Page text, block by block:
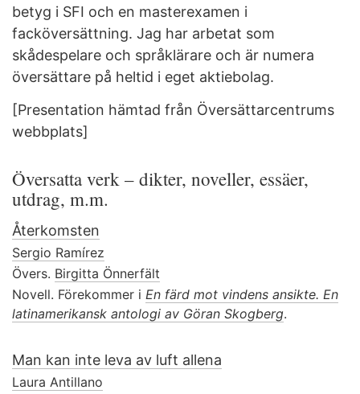
betyg i SFI och en masterexamen i
facköversättning. Jag har arbetat som
skådespelare och språklärare och är numera
översättare på heltid i eget aktiebolag.
[Presentation hämtad från Översättarcentrums
webbplats]
Översatta verk – dikter, noveller, essäer,
utdrag, m.m.
Återkomsten
Sergio Ramírez
Övers. Birgitta Önnerfält
Novell. Förekommer i En färd mot vindens ansikte. En
latinamerikansk antologi av Göran Skogberg.
Man kan inte leva av luft allena
Laura Antillano